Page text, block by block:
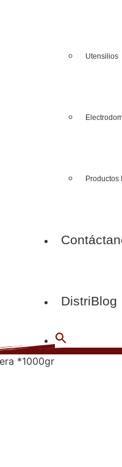
Utensilios
Productos
DistriBlog
*1000gr